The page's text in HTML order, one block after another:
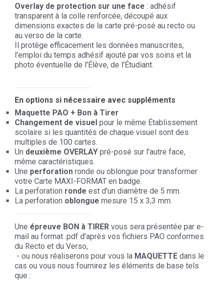
Overlay de protection sur une face : adhésif
transparent à la colle renforcée, découpé aux
dimensions exactes de la carte pré-posé au recto ou
au verso de la carte.
Il protège efficacement les données manuscrites,
l'emploi du temps adhésif ajouté par vos soins et la
photo éventuelle de l'Élève, de l'Étudiant.
En options si nécessaire avec suppléments
Maquette PAO + Bon à Tirer
Changement de visuel pour le même Établissement
scolaire si les quantités de chaque visuel sont des
multiples de 100 cartes.
Un deuxième OVERLAY pré-posé sur l'autre face,
même caractéristiques.
Une perforation ronde ou oblongue pour transformer
votre Carte MAXI-FORMAT en badge.
La perforation ronde est d'un diamètre de 5 mm.
La perforation oblongue mesure 15 x 3,3 mm.
Une épreuve BON à TIRER vous sera présentée par e-
mail au format .pdf d'après vos fichiers PAO conformes
du Recto et du Verso,
- ou nous réaliserons pour vous la MAQUETTE dans le
cas ou vous nous fournirez les éléments de base tels
que :